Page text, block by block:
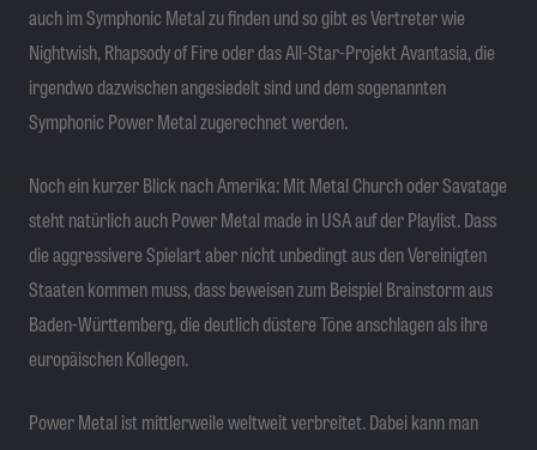
auch im Symphonic Metal zu finden und so gibt es Vertreter wie
Nightwish, Rhapsody of Fire oder das All-Star-Projekt Avantasia, die
irgendwo dazwischen angesiedelt sind und dem sogenannten
Symphonic Power Metal zugerechnet werden.
Noch ein kurzer Blick nach Amerika: Mit Metal Church oder Savatage
steht natürlich auch Power Metal made in USA auf der Playlist. Dass
die aggressivere Spielart aber nicht unbedingt aus den Vereinigten
Staaten kommen muss, dass beweisen zum Beispiel Brainstorm aus
Baden-Württemberg, die deutlich düstere Töne anschlagen als ihre
europäischen Kollegen.
Power Metal ist mittlerweile weltweit verbreitet. Dabei kann man